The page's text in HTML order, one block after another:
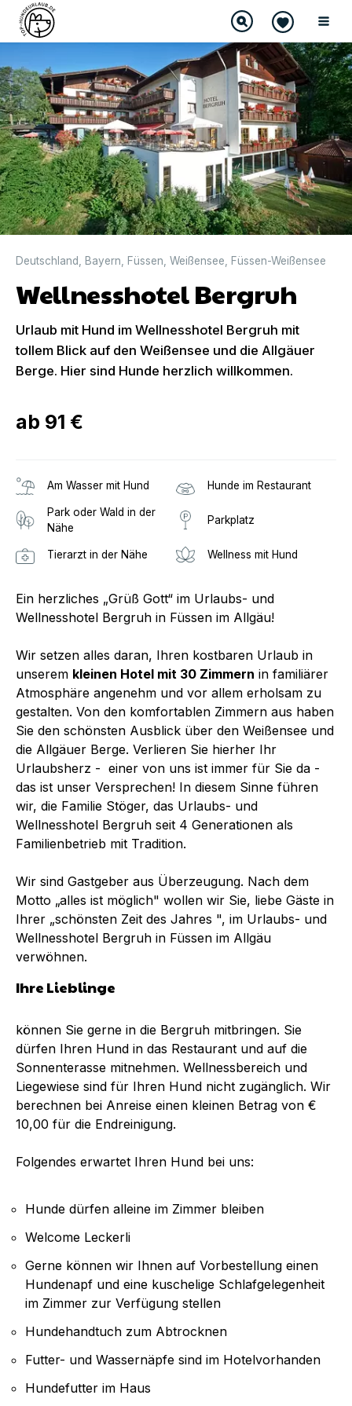
Deutschland Bayern Füssen Weißensee Füssen-Weißensee
Wellnesshotel Bergruh
Urlaub mit Hund im Wellnesshotel Bergruh mit
tollem Blick auf den Weißensee und die Allgäuer
Berge. Hier sind Hunde herzlich willkommen.
ab 91 €
Am Wasser mit Hund Hunde im Restaurant
Park oder Wald in der
Nähe
Parkplatz
Tierarzt in der Nähe Wellness mit Hund
Ein herzliches „Grüß Gott“ im Urlaubs- und
Wellnesshotel Bergruh in Füssen im Allgäu!
Wir setzen alles daran, Ihren kostbaren Urlaub in
unserem kleinen Hotel mit 30 Zimmern in familiärer
Atmosphäre angenehm und vor allem erholsam zu
gestalten. Von den komfortablen Zimmern aus haben
Sie den schönsten Ausblick über den Weißensee und
die Allgäuer Berge. Verlieren Sie hierher Ihr
Urlaubsherz - einer von uns ist immer für Sie da -
das ist unser Versprechen! In diesem Sinne führen
wir, die Familie Stöger, das Urlaubs- und
Wellnesshotel Bergruh seit 4 Generationen als
Familienbetrieb mit Tradition.
Wir sind Gastgeber aus Überzeugung. Nach dem
Motto „alles ist möglich" wollen wir Sie, liebe Gäste in
Ihrer „schönsten Zeit des Jahres ", im Urlaubs- und
Wellnesshotel Bergruh in Füssen im Allgäu
verwöhnen.
Ihre Lieblinge
können Sie gerne in die Bergruh mitbringen. Sie
dürfen Ihren Hund in das Restaurant und auf die
Sonnenterasse mitnehmen. Wellnessbereich und
Liegewiese sind für Ihren Hund nicht zugänglich. Wir
berechnen bei Anreise einen kleinen Betrag von €
10,00 für die Endreinigung.
Folgendes erwartet Ihren Hund bei uns:
Hunde dürfen alleine im Zimmer bleiben
Welcome Leckerli
Gerne können wir Ihnen auf Vorbestellung einen
Hundenapf und eine kuschelige Schlafgelegenheit
im Zimmer zur Verfügung stellen
Hundehandtuch zum Abtrocknen
Futter- und Wassernäpfe sind im Hotelvorhanden
Hundefutter im Haus